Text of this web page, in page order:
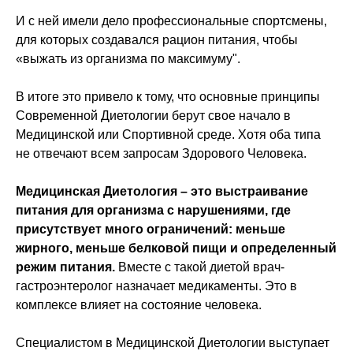
И с ней имели дело профессиональные спортсмены,
для которых создавался рацион питания, чтобы
«выжать из организма по максимуму".
В итоге это привело к тому, что основные принципы
Современной Диетологии берут свое начало в
Медицинской или Спортивной среде. Хотя оба типа
не отвечают всем запросам Здорового Человека.
Медицинская Диетология – это выстраивание
питания для организма с нарушениями, где
присутствует много ограничений: меньше
жирного, меньше белковой пищи и определенный
режим питания. Вместе с такой диетой врач-
гастроэнтеролог назначает медикаменты. Это в
комплексе влияет на состояние человека.
Специалистом в Медицинской Диетологии выступает